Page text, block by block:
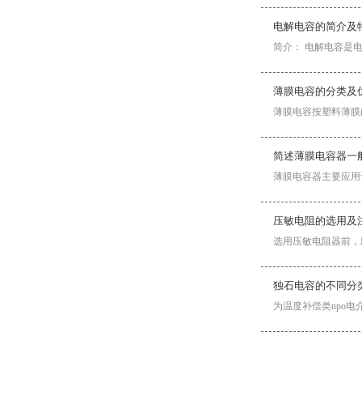
电解电容的简介及
简介： 电解电容是
薄膜电容的分类及
薄膜电容按塑料薄
简述薄膜电容器一
薄膜电容器主要应
压敏电阻的选用及
选用压敏电阻器前
独石电容的不同分
为温度补偿类npo电